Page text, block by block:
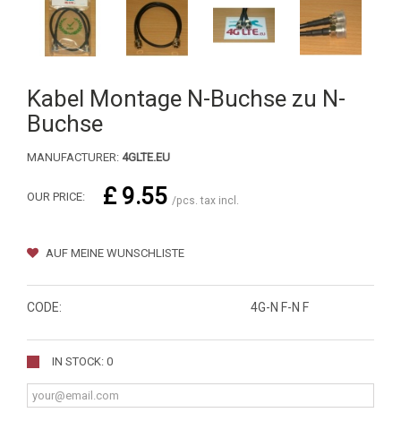
Kabel Montage N-Buchse zu N-
Buchse
MANUFACTURER: 4GLTE.EU
OUR PRICE: £ 9.55 /pcs. tax incl.
AUF MEINE WUNSCHLISTE
CODE: 4G-N F-N F
IN STOCK: 0